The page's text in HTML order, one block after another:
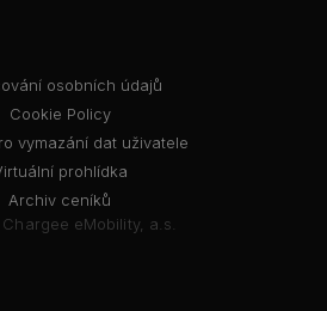
eMobility, a.s.
osobních údajů
Cookie Policy
vymazání dat uživatele
prohlídka
Archiv ceníků